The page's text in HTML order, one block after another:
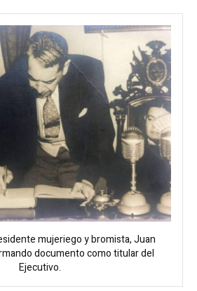
mujeriego y bromista, Juan
documento como titular del
Ejecutivo.